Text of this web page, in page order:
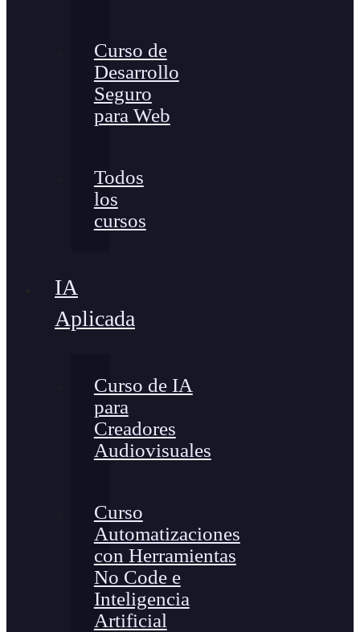
Curso de
Desarrollo
Seguro
para Web
Todos
los
cursos
IA
Aplicada
Curso de IA
para
Creadores
Audiovisuales
Curso
Automatizaciones
con Herramientas
No Code e
Inteligencia
Artificial